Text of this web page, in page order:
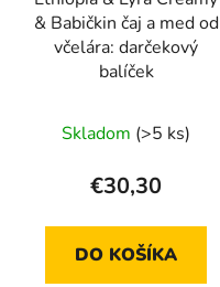
& Babičkin čaj a med od
včelára: darčekový
balíček
Skladom (>5 ks)
€30,30
DO KOŠÍKA